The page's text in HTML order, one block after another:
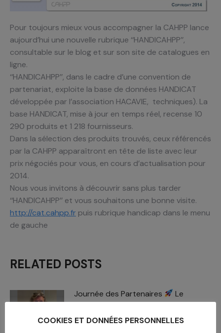
Pour toujours mieux vous accompagner la CAHPP lance
aujourd’hui une nouvelle rubrique ‘‘HANDICAHPP’’,
consultable sur le blog et sur son site de catalogues en
ligne.
‘‘HANDICAHPP’’, dans le cadre d’une convention de
partenariat, exploite la base de données HANDICAT
développée par l’association HACAVIE, techniques). La
base HANDICAT, mise à jour en temps réel, recense 10
290 produits et 1 218 fournisseurs.
Dans la sélection des produits trouvés, ceux référencés
par la CAHPP apparaîtront en tête de liste avec leur
prix négociés pour vous, en cours d’actualisation pour
2014.
Nous vous invitons à découvrir sans plus tarder
‘‘HANDICAHPP’’ et vous souhaitons une bonne visite.
http://cat.cahpp.fr puis rubrique handicap dans le menu
de gauche
RELATED POSTS
Journée des Partenaires
Le
8 juillet 2026
COOKIES ET DONNÉES PERSONNELLES